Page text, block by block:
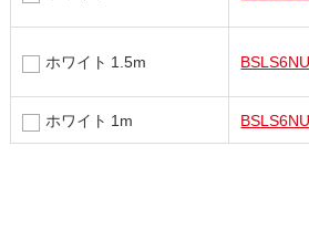
ホワイト 1.5m
ホワイト 1m